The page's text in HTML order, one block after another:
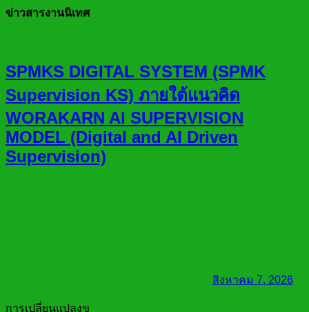
ข่าวสารงานนิเทศ
SPMKS DIGITAL SYSTEM (SPMK
Supervision KS) ภายใต้แนวคิด
WORAKARN AI SUPERVISION
MODEL (Digital and AI Driven
Supervision)
สิงหาคม 7, 2026
การเปลี่ยนแปลงข